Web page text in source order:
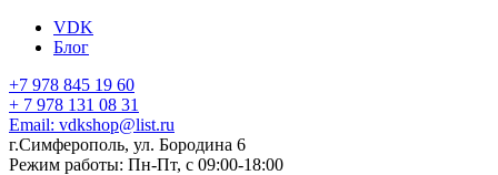
VDK
Блог
+7 978 845 19 60
+ 7 978 131 08 31
Email: vdkshop@list.ru
г.Симферополь, ул. Бородина 6
Режим работы: Пн-Пт, с 09:00-18:00